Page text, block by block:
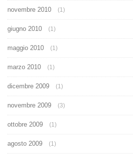
novembre 2010 (1)
giugno 2010 (1)
maggio 2010 (1)
marzo 2010 (1)
dicembre 2009 (1)
novembre 2009 (3)
ottobre 2009 (1)
agosto 2009 (1)